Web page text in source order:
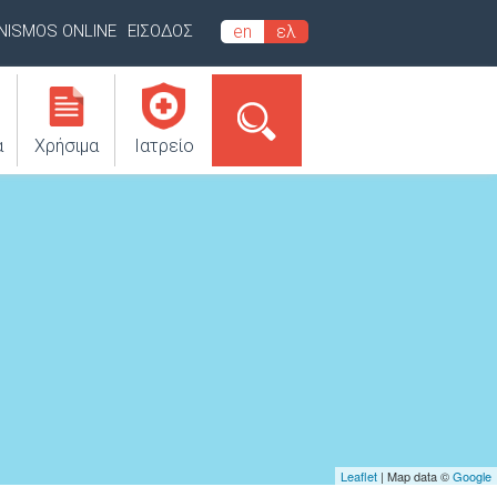
ΕΙΣΟΔΟΣ en ελ
ONLINE
Χρήσιμα Ιατρείο
Leaflet | Map data ©Google